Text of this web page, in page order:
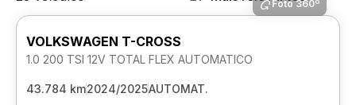
Foto 360º
VOLKSWAGEN T-CROSS
1.0 200 TSI 12V TOTAL FLEX AUTOMATICO
43.784 km2024/2025AUTOMAT.